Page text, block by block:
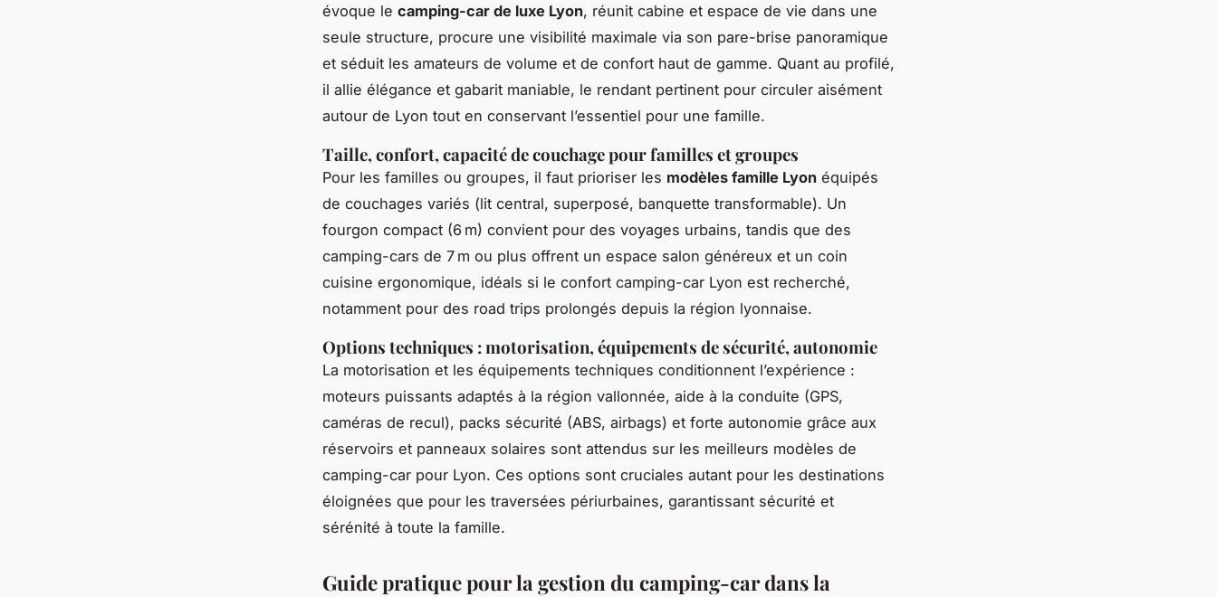
évoque le camping-car de luxe Lyon, réunit cabine et espace de vie dans une
seule structure, procure une visibilité maximale via son pare-brise panoramique
et séduit les amateurs de volume et de confort haut de gamme. Quant au profilé,
il allie élégance et gabarit maniable, le rendant pertinent pour circuler aisément
autour de Lyon tout en conservant l’essentiel pour une famille.
Taille, confort, capacité de couchage pour familles et groupes
Pour les familles ou groupes, il faut prioriser les modèles famille Lyon équipés
de couchages variés (lit central, superposé, banquette transformable). Un
fourgon compact (6 m) convient pour des voyages urbains, tandis que des
camping-cars de 7 m ou plus offrent un espace salon généreux et un coin
cuisine ergonomique, idéals si le confort camping-car Lyon est recherché,
notamment pour des road trips prolongés depuis la région lyonnaise.
Options techniques : motorisation, équipements de sécurité, autonomie
La motorisation et les équipements techniques conditionnent l’expérience :
moteurs puissants adaptés à la région vallonnée, aide à la conduite (GPS,
caméras de recul), packs sécurité (ABS, airbags) et forte autonomie grâce aux
réservoirs et panneaux solaires sont attendus sur les meilleurs modèles de
camping-car pour Lyon. Ces options sont cruciales autant pour les destinations
éloignées que pour les traversées périurbaines, garantissant sécurité et
sérénité à toute la famille.
Guide pratique pour la gestion du camping-car dans la